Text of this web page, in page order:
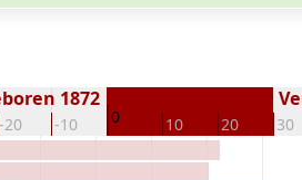
-20 -10 0 10 20 30
1872